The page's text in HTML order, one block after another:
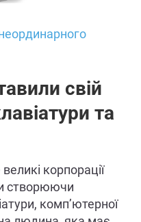
свій
та
корпорації
створюючи
комп’ютерної